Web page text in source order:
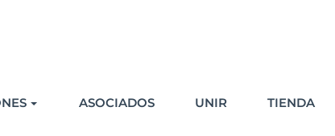
ASOCIADOS UNIR TIENDA